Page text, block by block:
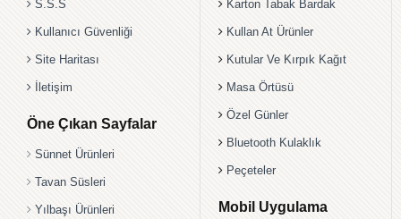
S.S.S
Kullanıcı Güvenliği
Site Haritası
İletişim
Öne Çıkan Sayfalar
Sünnet Ürünleri
Tavan Süsleri
Yılbaşı Ürünleri
Karton Tabak Bardak
Kullan At Ürünler
Kutular Ve Kırpık Kağıt
Masa Örtüsü
Özel Günler
Bluetooth Kulaklık
Peçeteler
Mobil Uygulama